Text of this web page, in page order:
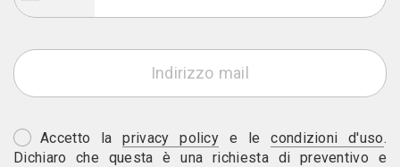
Accetto laprivacy policy e lecondizioni d'uso.
Dichiaro che questa è una richiesta di preventivo e